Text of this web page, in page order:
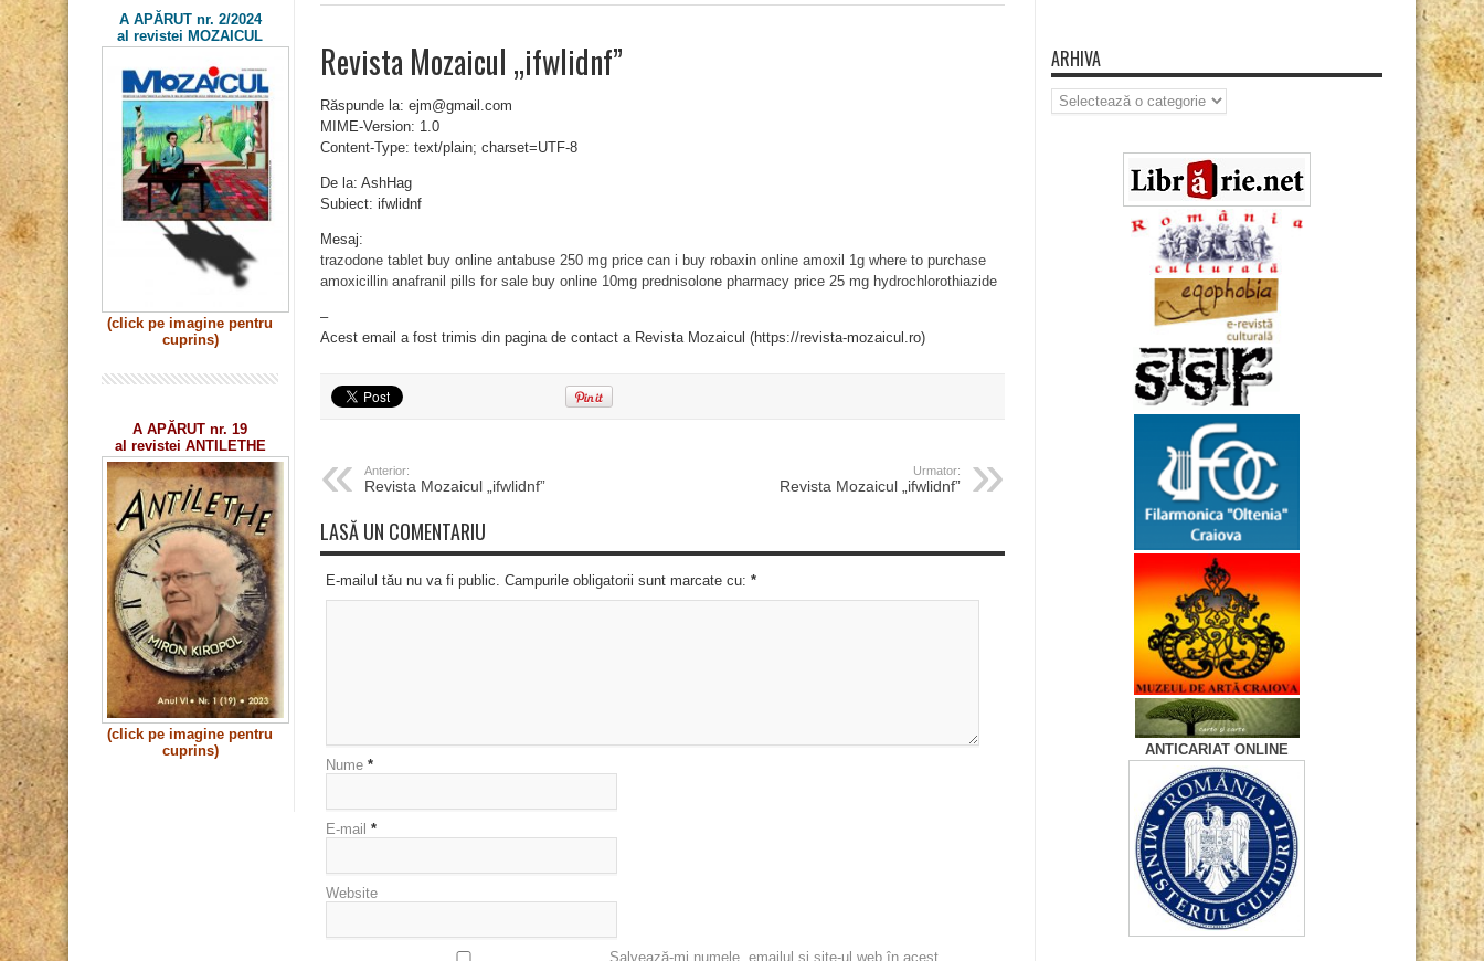
Revista Mozaicul „ifwlidnf”
Răspunde la: ejm@gmail.com
MIME-Version: 1.0
Content-Type: text/plain; charset=UTF-8
De la: AshHag
Subiect: ifwlidnf
Mesaj:
trazodone tablet buy online antabuse 250 mg price can i buy robaxin online amoxil 1g where to purchase
amoxicillin anafranil pills for sale buy online 10mg prednisolone pharmacy price 25 mg hydrochlorothiazide
–
Acest email a fost trimis din pagina de contact a Revista Mozaicul (https://revista-mozaicul.ro)
Anterior:
Revista Mozaicul „ifwlidnf”
Urmator:
Revista Mozaicul „ifwlidnf”
LASĂ UN COMENTARIU
E-mailul tău nu va fi public. Campurile obligatorii sunt marcate cu: *
Nume *
E-mail *
Website
Salvează-mi numele, emailul și site-ul web în acest
A APĂRUT nr. 2/2024
al revistei MOZAICUL
(click pe imagine pentru
cuprins)
A APĂRUT nr. 19
al revistei ANTILETHE
(click pe imagine pentru
cuprins)
ARHIVA
Arhiva
ANTICARIAT ONLINE